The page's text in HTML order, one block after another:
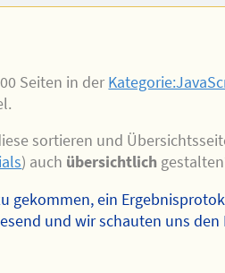
Seiten in der
sortieren und
) auch übersichtlich
gekommen, ein
und wir schauten uns